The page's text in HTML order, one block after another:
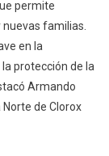
permite
familias.
en la
protección de la
Armando
de Clorox